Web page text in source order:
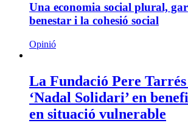
Una economia social plural,
benestar i la cohesió social
Opinió
La Fundació Pere Tarrés
‘Nadal Solidari’ en
en situació vulnerable